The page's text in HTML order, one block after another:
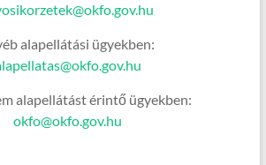
alapellátási ügyekben:
alapellátást érintő ügyekben:
okfo@okfo.gov.hu